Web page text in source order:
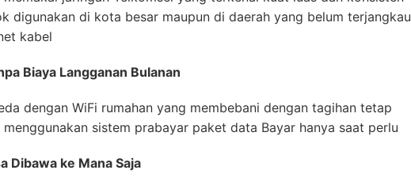
digunakan di kota besar maupun di daerah yang belum terjangkau
kabel
Biaya Langganan Bulanan
dengan WiFi rumahan yang membebani dengan tagihan tetap
menggunakan sistem prabayar paket data Bayar hanya saat perlu
Dibawa ke Mana Saja